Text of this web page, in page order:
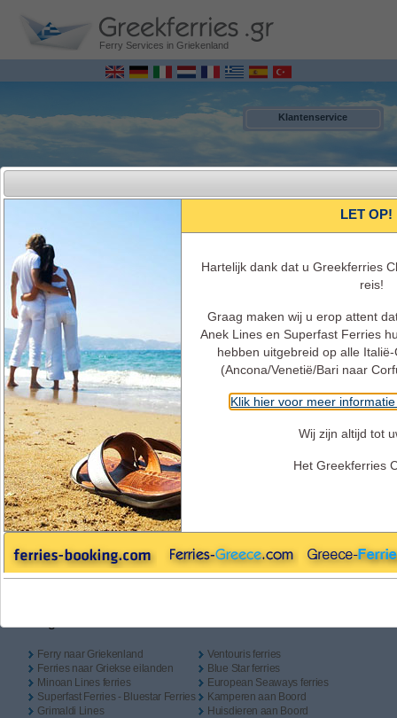
Ferry Services in Griekenland
Klantenservice
MENU
Italië - Griekenland Ferry Bookings ONLINE
Ferry Schema’s, reistijden, ferry beschikbaarheid, ticketprijzen, ferry info en
Heenreis Retour
Camping aan Boord
Heenreis
Terugreis
Ferry naar Griekenland
Ferries naar Griekse eilanden
Minoan Lines ferries
Superfast Ferries - Bluestar Ferries
Grimaldi Lines
Ventouris ferries
Blue Star ferries
European Seaways ferries
Kamperen aan Boord
Huisdieren aan Boord
LET OP!
Hartelijk dank dat u Greekferries
reis!
Graag maken wij u erop attent
Anek Lines en Superfast Ferries
hebben uitgebreid op alle
(Ancona/Venetië/Bari naar
Klik hier voor meer
Wij zijn altijd tot
Het Greekferries